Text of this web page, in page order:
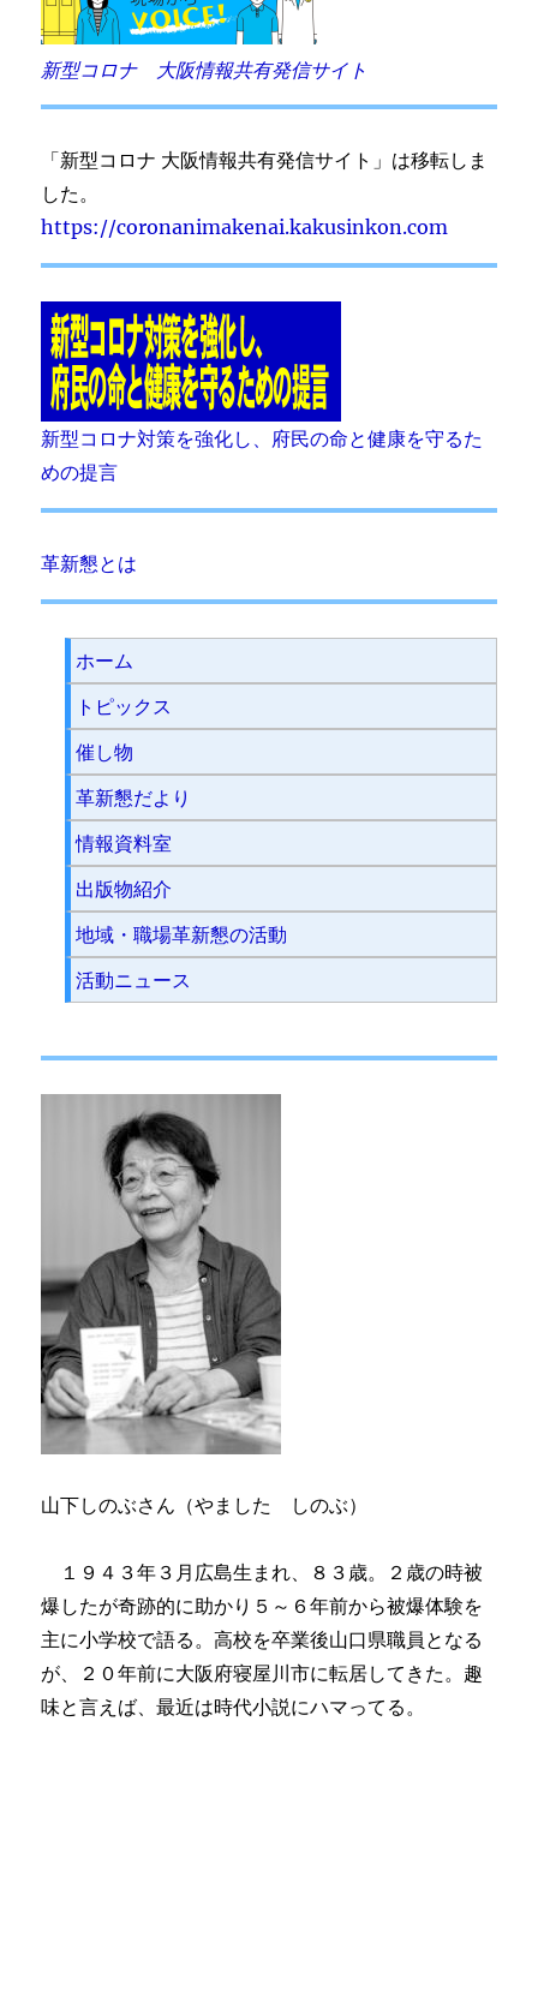
新型コロナ 大阪情報共有発信サイト
「新型コロナ 大阪情報共有発信サイト」は移転しま
した。
https://coronanimakenai.kakusinkon.com
新型コロナ対策を強化し、府民の命と健康を守るた
めの提言
革新懇とは
ホーム
トピックス
催し物
革新懇だより
情報資料室
出版物紹介
地域・職場革新懇の活動
活動ニュース
山下しのぶさん（やました しのぶ）
１９４３年３月広島生まれ、８３歳。２歳の時被
爆したが奇跡的に助かり５～６年前から被爆体験を
主に小学校で語る。高校を卒業後山口県職員となる
が、２０年前に大阪府寝屋川市に転居してきた。趣
味と言えば、最近は時代小説にハマってる。